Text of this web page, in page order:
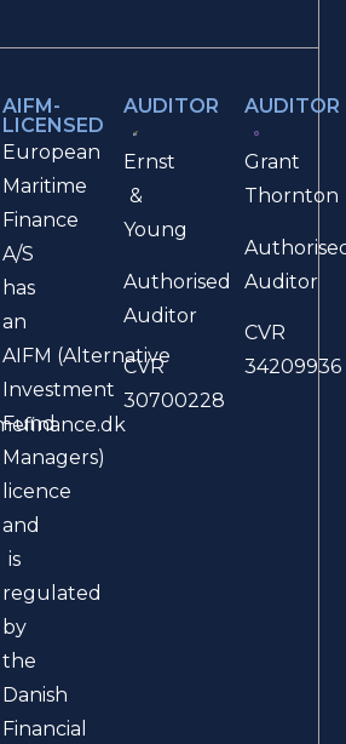
AIFM-
LICENSED
European
Maritime
Finance
A/S
has
an
AIFM (Alternative
Investment
Fund
Managers)
licence
and
is
regulated
by
the
Danish
Financial
AUDITOR
Ernst
&
Young
Authorised
Auditor
CVR
30700228
AUDITOR
Grant
Thornton
Auditor
CVR
34209936